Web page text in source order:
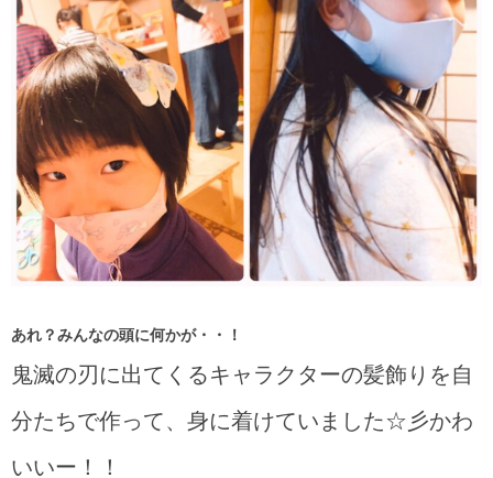
あれ？みんなの頭に何かが・・！
鬼滅の刃に出てくるキャラクターの髪飾りを自
分たちで作って、身に着けていました☆彡かわ
いいー！！